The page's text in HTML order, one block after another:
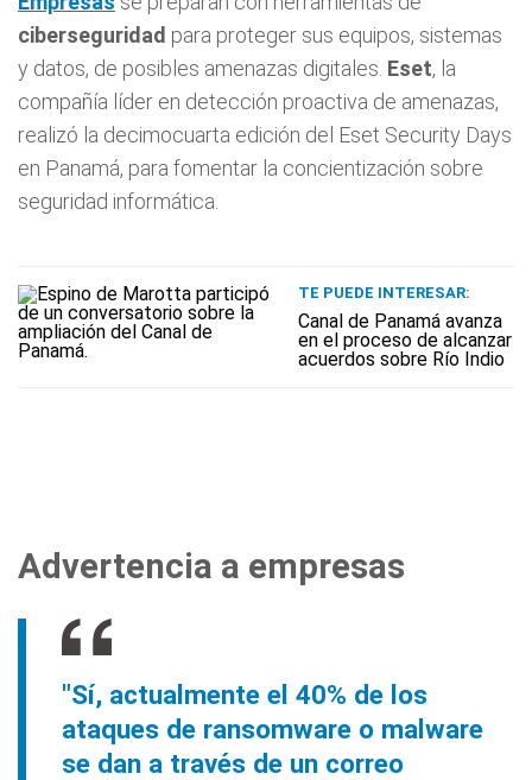
ciberseguridad para proteger sus equipos, sistemas
y datos, de posibles amenazas digitales. Eset, la
compañía líder en detección proactiva de amenazas,
realizó la decimocuarta edición del Eset Security Days
en Panamá, para fomentar la concientización sobre
seguridad informática.
TE PUEDE INTERESAR:
Canal de Panamá avanza
en el proceso de alcanzar
acuerdos sobre Río Indio
Advertencia a empresas
"Sí, actualmente el 40% de los
ataques de ransomware o malware
se dan a través de un correo